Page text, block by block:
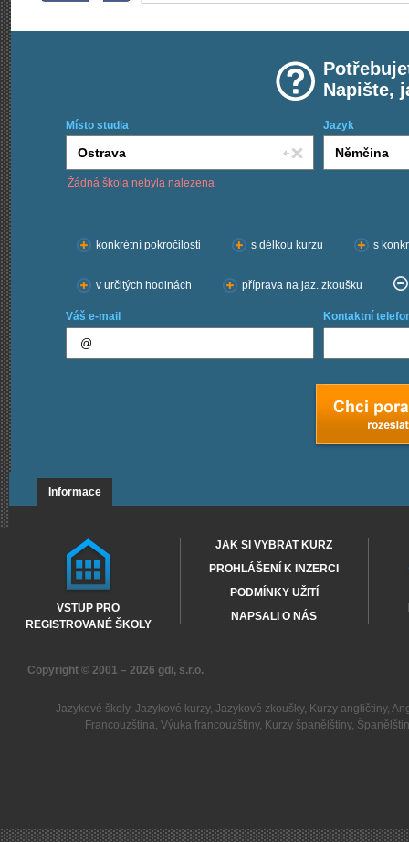
Napište,
Místo studia Jazyk
Žádná škola nebyla nalezena
konkrétní pokročilosti
s délkou kurzu s
v určitých hodinách příprava na jaz. zkoušku
Váš e-mail Kontaktní
Informace
VSTUP PRO
REGISTROVANÉ ŠKOLY
JAK SI VYBRAT KURZ
PROHLÁŠENÍ K INZERCI
PODMÍNKY UŽITÍ
NAPSALI O NÁS
Copyright © 2001 – 2026 gdi, s.r.o.
Jazykové školy, Jazykové kurzy, Jazykové zkoušky, Kurzy angličtiny,
Francouzština,Výuka francouzštiny, Kurzy španělštiny,